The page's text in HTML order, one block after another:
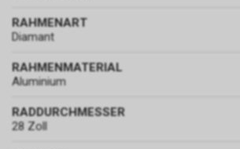
RAHMENART
Diamant
RAHMENMATERIAL
Aluminium
RADDURCHMESSER
28 Zoll